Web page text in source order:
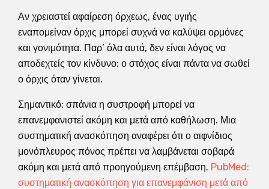
Αν χρειαστεί αφαίρεση όρχεως, ένας υγιής
εναπομείναν όρχις μπορεί συχνά να καλύψει ορμόνες
και γονιμότητα. Παρ’ όλα αυτά, δεν είναι λόγος να
αποδεχτείς τον κίνδυνο: ο στόχος είναι πάντα να σωθεί
ο όρχις όταν γίνεται.
Σημαντικό: σπάνια η συστροφή μπορεί να
επανεμφανιστεί ακόμη και μετά από καθήλωση. Μια
συστηματική ανασκόπηση αναφέρει ότι ο αιφνίδιος
μονόπλευρος πόνος πρέπει να λαμβάνεται σοβαρά
ακόμη και μετά από προηγούμενη επέμβαση. PubMed:
συστηματική ανασκόπηση για επανεμφάνιση μετά από